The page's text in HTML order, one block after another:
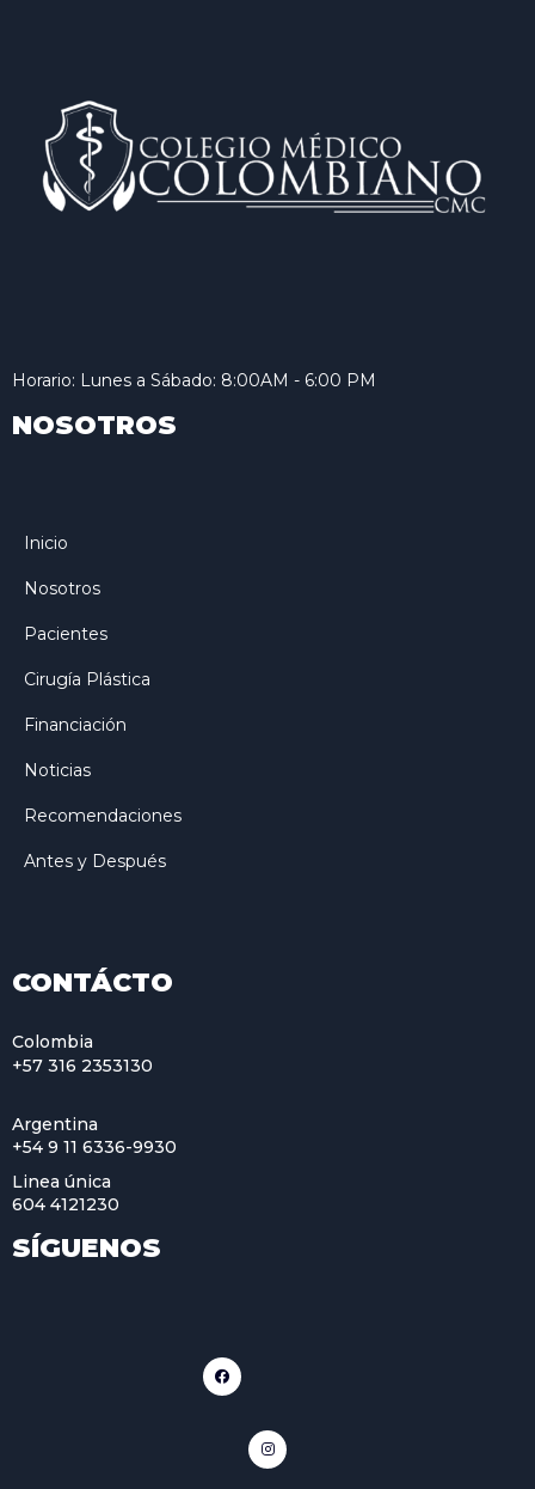
Horario: Lunes a Sábado: 8:00AM - 6:00 PM
NOSOTROS
Inicio
Nosotros
Pacientes
Cirugía Plástica
Financiación
Noticias
Recomendaciones
Antes y Después
CONTÁCTO
Colombia
+57 316 2353130
Argentina
+54 9 11 6336-9930
Linea única
604 4121230
SÍGUENOS